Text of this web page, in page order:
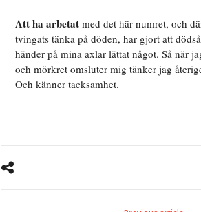
Att ha arbetat med det här numret, och
tvingats tänka på döden, har gjort att
händer på mina axlar lättat något. Så när
och mörkret omsluter mig tänker jag
Och känner tacksamhet.